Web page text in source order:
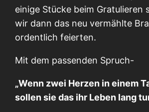
einige Stücke beim Gratulieren
wir dann das neu vermählte
ordentlich feierten.
Mit dem passenden Spruch-
„Wenn zwei Herzen in einem
sollen sie das ihr Leben lang